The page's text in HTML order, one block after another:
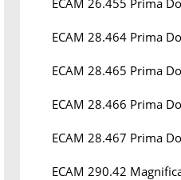
ECAM 26.455 Prima
ECAM 28.464 Prima
ECAM 28.465 Prima
ECAM 28.466 Prima
ECAM 28.467 Prima
ECAM 290.42